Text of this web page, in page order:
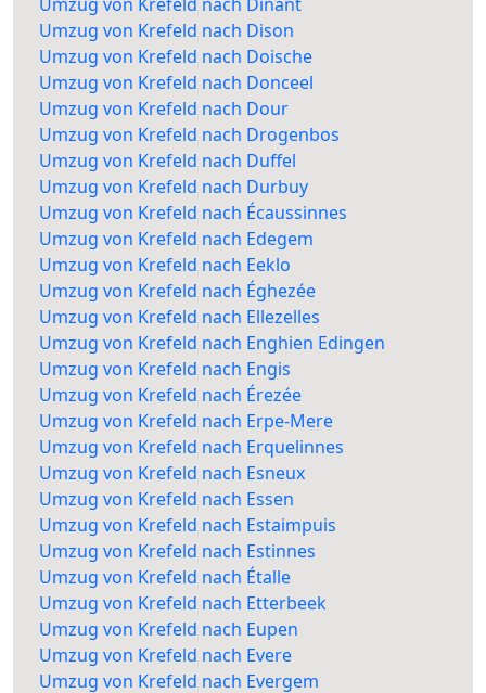
Umzug von Krefeld nach Dison
Umzug von Krefeld nach Doische
Umzug von Krefeld nach Donceel
Umzug von Krefeld nach Dour
Umzug von Krefeld nach Drogenbos
Umzug von Krefeld nach Duffel
Umzug von Krefeld nach Durbuy
Umzug von Krefeld nach Écaussinnes
Umzug von Krefeld nach Edegem
Umzug von Krefeld nach Eeklo
Umzug von Krefeld nach Éghezée
Umzug von Krefeld nach Ellezelles
Umzug von Krefeld nach Enghien Edingen
Umzug von Krefeld nach Engis
Umzug von Krefeld nach Érezée
Umzug von Krefeld nach Erpe-Mere
Umzug von Krefeld nach Erquelinnes
Umzug von Krefeld nach Esneux
Umzug von Krefeld nach Essen
Umzug von Krefeld nach Estaimpuis
Umzug von Krefeld nach Estinnes
Umzug von Krefeld nach Étalle
Umzug von Krefeld nach Etterbeek
Umzug von Krefeld nach Eupen
Umzug von Krefeld nach Evere
Umzug von Krefeld nach Evergem